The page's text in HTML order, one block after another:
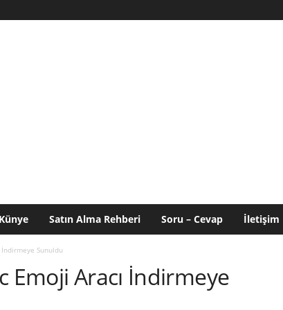
Künye Satın Alma Rehberi Soru – Cevap İletişim
Sunuldu
Emoji Aracı İndirmeye